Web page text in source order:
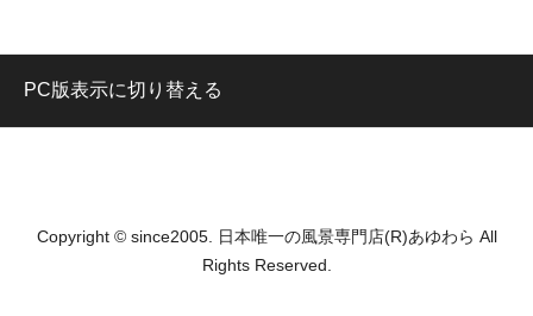
PC版表示に切り替える
Copyright © since2005. 日本唯一の風景専門店(R)あゆわら All
Rights Reserved.